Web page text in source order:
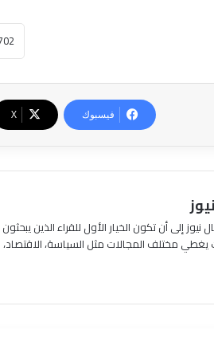
فيسبوك ‫X
إلى أن تكون الخيار الأول للقراء الذين
يغطي مختلف المجالات مثل السياسة، الاقتصاد،